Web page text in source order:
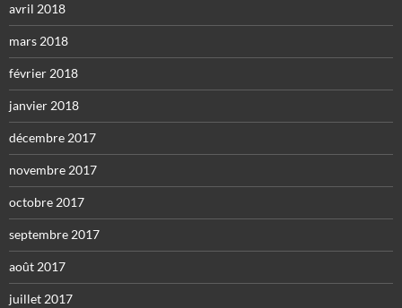
avril 2018
mars 2018
février 2018
janvier 2018
décembre 2017
novembre 2017
octobre 2017
septembre 2017
août 2017
juillet 2017